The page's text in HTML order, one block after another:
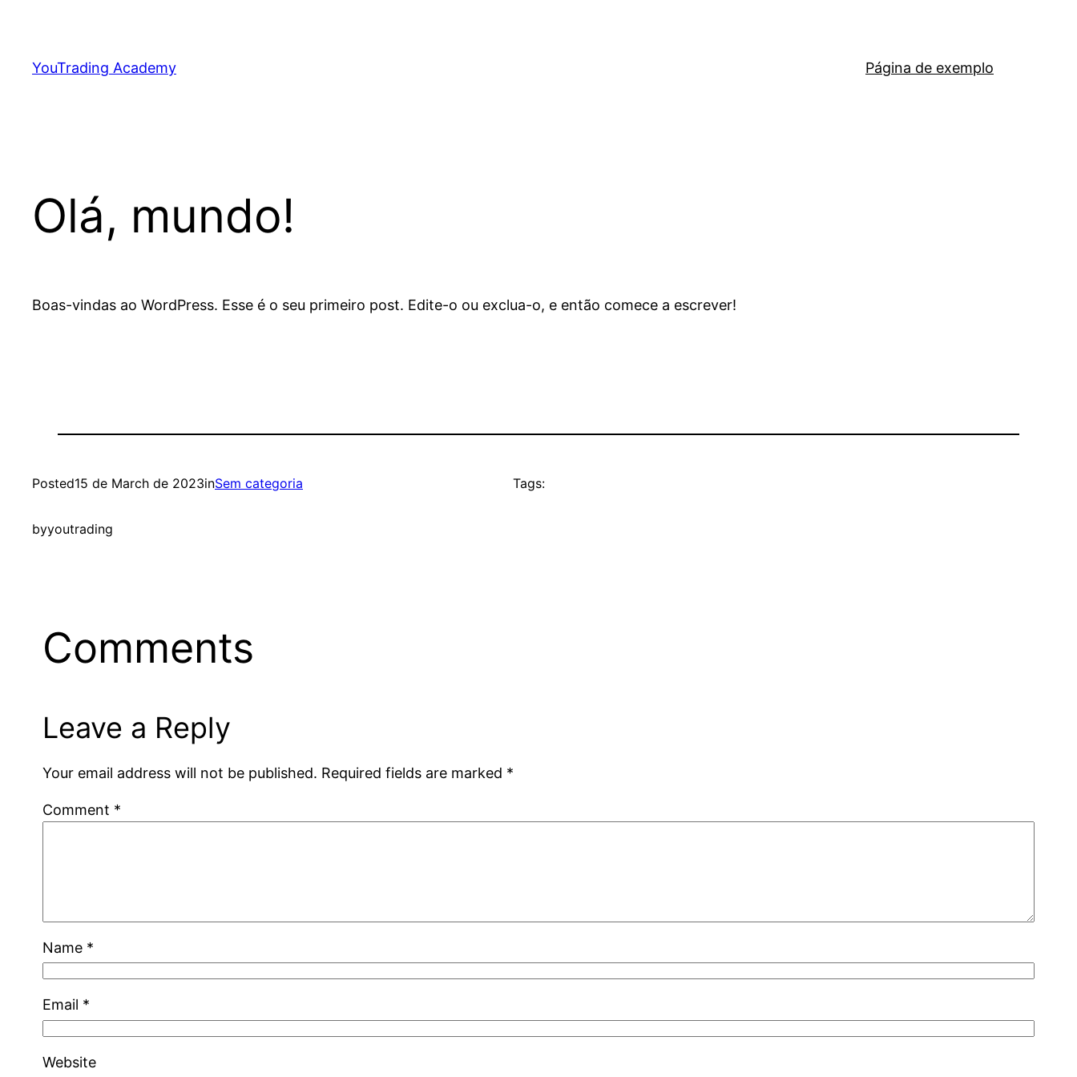
content
YouTrading Academy Página de exemplo
Olá, mundo!
Boas-vindas ao WordPress. Esse é o seu primeiro post. Edite-o ou exclua-o, e então comece a escrever!
Posted15 de March de 2023inSem categoria
byyoutrading
Tags:
Comments
Leave a Reply
Your email address will not be published. Required fields are marked *
Comment *
Name *
Email *
Website